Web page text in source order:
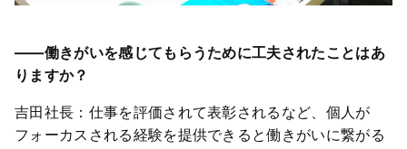
――働きがいを感じてもらうために工夫されたことはあ
りますか？
吉田社長：仕事を評価されて表彰されるなど、個人が
フォーカスされる経験を提供できると働きがいに繋がる